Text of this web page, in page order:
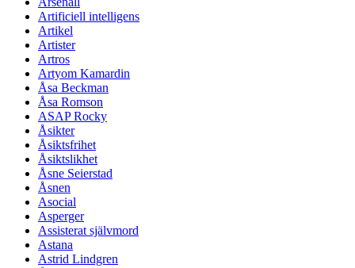
Artificiell intelligens
Artikel
Artister
Artros
Artyom Kamardin
Åsa Beckman
Åsa Romson
ASAP Rocky
Åsikter
Åsiktsfrihet
Åsiktslikhet
Åsne Seierstad
Åsnen
Asocial
Asperger
Assisterat självmord
Astana
Astrid Lindgren